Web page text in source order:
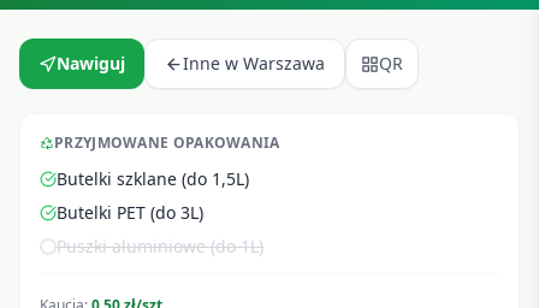
Nawiguj Inne w Warszawa QR
PRZYJMOWANE OPAKOWANIA
Butelki szklane (do 1,5L)
Butelki PET (do 3L)
Puszki aluminiowe (do 1L)